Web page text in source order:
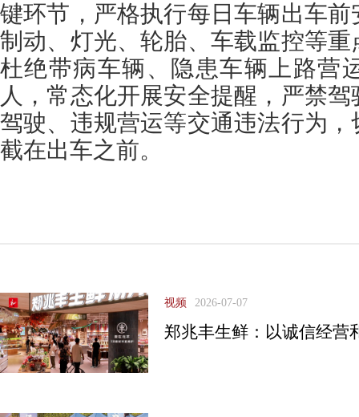
键环节，严格执行每日车辆出车
制动、灯光、轮胎、车载监控等
杜绝带病车辆、隐患车辆上路营
人，常态化开展安全提醒，严禁
驾驶、违规营运等交通违法行为
截在出车之前。
视频 2026-07-07
郑兆丰生鲜：以诚信经营